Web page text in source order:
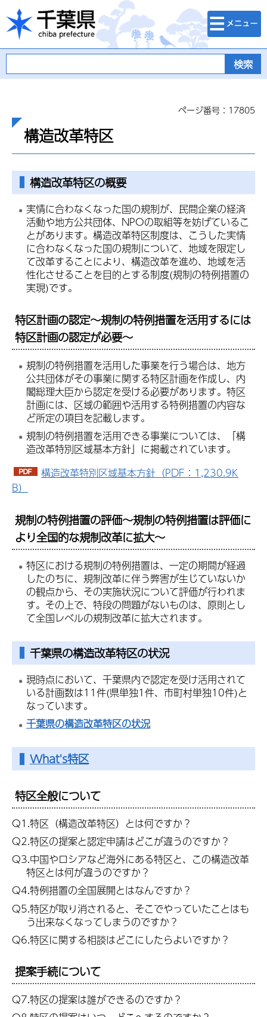
千葉県
検索・メニュ
ー
ページ番号：17805
構造改革特区
構造改革特区の概要
実情に合わなくなった国の規制が、民間企業の経済
活動や地方公共団体、NPOの取組等を妨げているこ
とがあります。構造改革特区制度は、こうした実情
に合わなくなった国の規制について、地域を限定し
て改革することにより、構造改革を進め、地域を活
性化させることを目的とする制度(規制の特例措置の
実現)です。
特区計画の認定～規制の特例措置を活用するには
特区計画の認定が必要～
規制の特例措置を活用した事業を行う場合は、地方
公共団体がその事業に関する特区計画を作成し、内
閣総理大臣から認定を受ける必要があります。特区
計画には、区域の範囲や活用する特例措置の内容な
ど所定の項目を記載します。
規制の特例措置を活用できる事業については、「構
造改革特別区域基本方針」に掲載されています。
構造改革特別区域基本方針（PDF：1,230.9K
B）
規制の特例措置の評価～規制の特例措置は評価に
より全国的な規制改革に拡大～
特区における規制の特例措置は、一定の期間が経過
したのちに、規制改革に伴う弊害が生じていないか
の観点から、その実施状況について評価が行われま
す。その上で、特段の問題がないものは、原則とし
て全国レベルの規制改革に拡大されます。
千葉県の構造改革特区の状況
現時点において、千葉県内で認定を受け活用されて
いる計画数は11件(県単独1件、市町村単独10件)と
なっています。
千葉県の構造改革特区の状況
What's特区
特区全般について
Q1.特区（構造改革特区）とは何ですか？
Q2.特区の提案と認定申請はどこが違うのですか？
Q3.中国やロシアなど海外にある特区と、この構造改革
特区とは何が違うのですか？
Q4.特例措置の全国展開とはなんですか？
Q5.特区が取り消されると、そこでやっていたことはも
う出来なくなってしまうのですか？
Q6.特区に関する相談はどこにしたらよいですか？
提案手続について
Q7.特区の提案は誰ができるのですか？